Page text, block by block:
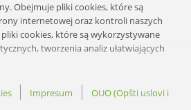
Obejmuje pliki cookies, które są
internetowej oraz kontroli naszych
pliki cookies, które są wykorzystywane
tworzenia analiz ułatwiających
treści. Możesz wybrać kategorie,
dostosować ustawienia wykorzystania
zmienić swoje preferencje odnośnie
Impresum
OUO (Opšti uslovi i